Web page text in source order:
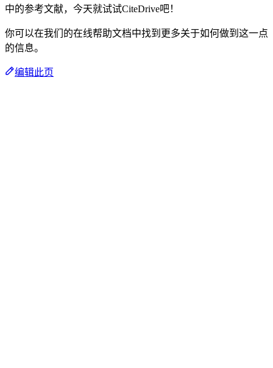
中的参考文献，今天就试试CiteDrive吧！
你可以在我们的在线帮助文档中找到更多关于如何做到这一点
的信息。
编辑此页